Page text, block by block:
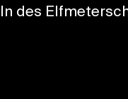
des